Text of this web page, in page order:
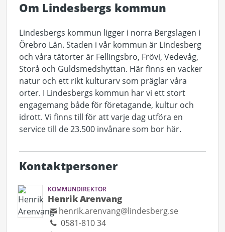
Om Lindesbergs kommun
Lindesbergs kommun ligger i norra Bergslagen i
Örebro Län. Staden i vår kommun är Lindesberg
och våra tätorter är Fellingsbro, Frövi, Vedevåg,
Storå och Guldsmedshyttan. Här finns en vacker
natur och ett rikt kulturarv som präglar våra
orter. I Lindesbergs kommun har vi ett stort
engagemang både för företagande, kultur och
idrott. Vi finns till för att varje dag utföra en
service till de 23.500 invånare som bor här.
Kontaktpersoner
KOMMUNDIREKTÖR
Henrik Arenvang
henrik.arenvang@lindesberg.se
0581-810 34